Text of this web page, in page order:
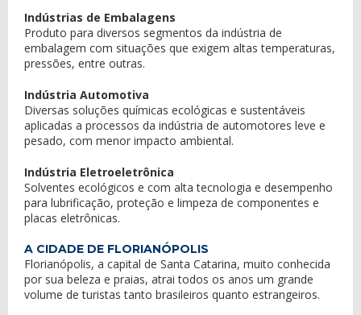
Indústrias de Embalagens
Produto para diversos segmentos da indústria de
embalagem com situações que exigem altas temperaturas,
pressões, entre outras.
Indústria Automotiva
Diversas soluções químicas ecológicas e sustentáveis
aplicadas a processos da indústria de automotores leve e
pesado, com menor impacto ambiental.
Indústria Eletroeletrônica
Solventes ecológicos e com alta tecnologia e desempenho
para lubrificação, proteção e limpeza de componentes e
placas eletrônicas.
A CIDADE DE FLORIANÓPOLIS
Florianópolis, a capital de Santa Catarina, muito conhecida
por sua beleza e praias, atrai todos os anos um grande
volume de turistas tanto brasileiros quanto estrangeiros.